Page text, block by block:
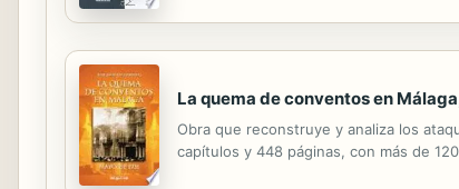
La quema de conventos en
Obra que reconstruye y analiza los
capítulos y 448 páginas, con más de